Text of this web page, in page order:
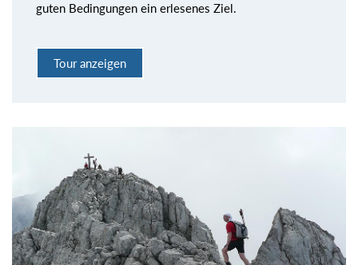
guten Bedingungen ein erlesenes Ziel.
Tour anzeigen